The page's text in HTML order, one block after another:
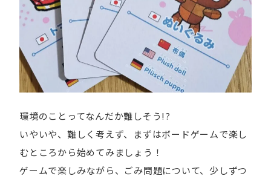
環境のことってなんだか難しそう!?
いやいや、難しく考えず、まずはボードゲームで楽し
むところから始めてみましょう！
ゲームで楽しみながら、ごみ問題について、少しずつ